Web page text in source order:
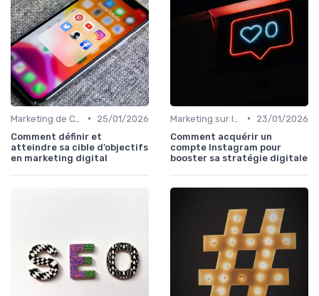
•
25/01/2026
Comment définir et
atteindre sa cible d’objectifs
en marketing digital
•
23/01/2026
Comment acquérir un
compte Instagram pour
booster sa stratégie digitale